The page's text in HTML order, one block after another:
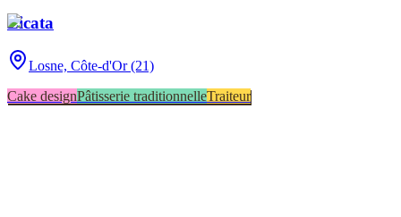
Licata
Losne, Côte-d'Or (21)
Cake designPâtisserie traditionnelleTraiteur